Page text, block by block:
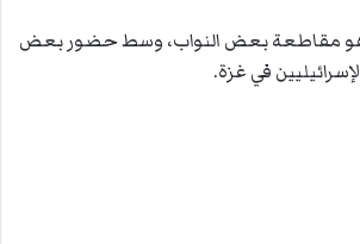
مقاطعة بعض النواب، وسط حضور بعض
في غزة.